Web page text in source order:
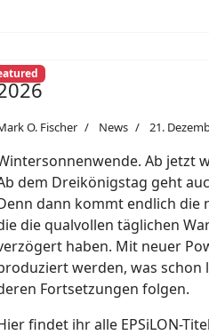
O. Fischer News 21.
Ab jetzt
dem Dreikönigstag geht
dann kommt endlich
die qualvollen täglichen
haben. Mit neuer
werden, was
Fortsetzungen folgen.
findet ihr alle EPSiLON-